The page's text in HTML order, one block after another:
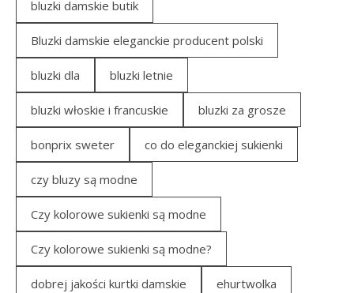
bluzki damskie butik
Bluzki damskie eleganckie producent polski
bluzki dla bluzki letnie
bluzki włoskie i francuskie bluzki za grosze
bonprix sweter co do eleganckiej sukienki
czy bluzy są modne
Czy kolorowe sukienki są modne
Czy kolorowe sukienki są modne?
dobrej jakości kurtki damskie ehurtwolka